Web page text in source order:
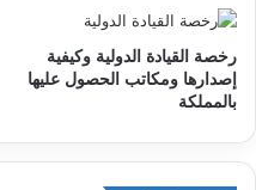
رخصة القيادة الدولية وكيفية
إصدارها ومكاتب الحصول عليها
بالمملكة